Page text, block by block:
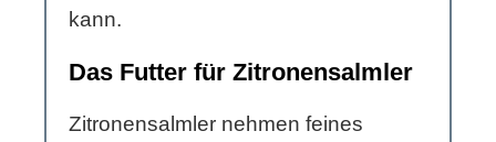
kann.
Das Futter für Zitronensalmler
Zitronensalmler nehmen feines